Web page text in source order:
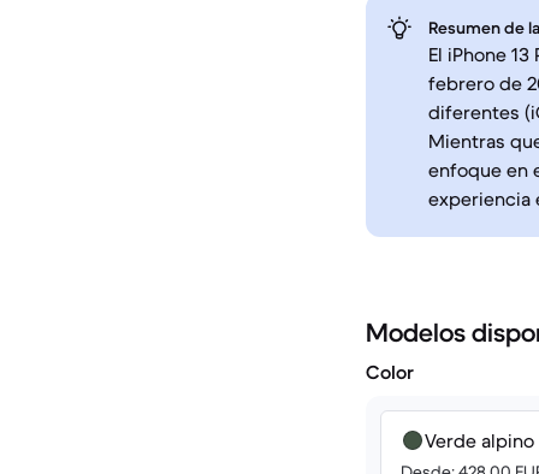
Resumen de
El iPhone
febrero de
diferentes
Mientras
enfoque en
experiencia
Modelos
Color
Verde alpino